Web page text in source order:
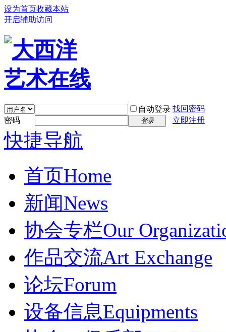
设为首页收藏本站
开启辅助访问
自动登录 找回密码
密码
登录 立即注册
快捷导航
首页Home
新闻News
协会专栏Our
作品交流Art Exchange
论坛Forum
设备信息Equipments